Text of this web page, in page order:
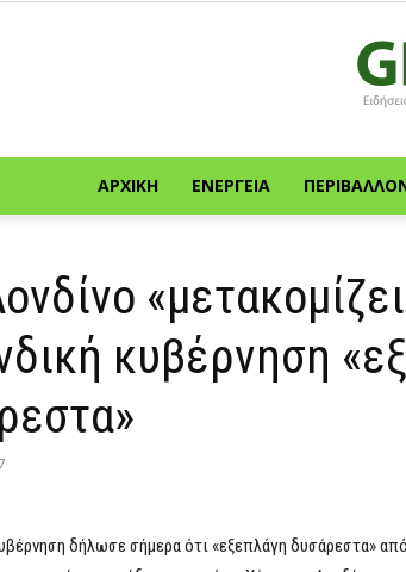
ΑΡΧΙΚΉ ΕΝΈΡΓΕΙΑ
κυβέρνηση
δήλωσε σήμερα ότι «εξεπλάγη δυσάρεστα»